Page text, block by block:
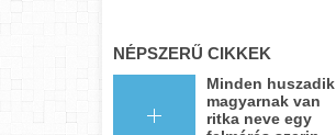
NÉPSZERŰ CIKKEK
Minden huszadik
magyarnak van
ritka neve egy